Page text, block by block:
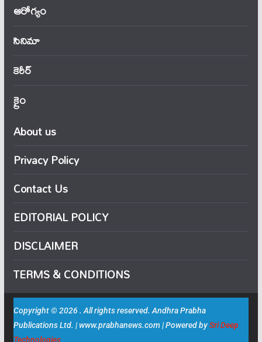
ఆరోగ్యం
సినిమా
కెరీర్
క్రైం
About us
Privacy Policy
Contact Us
EDITORIAL POLICY
DISCLAIMER
TERMS & CONDITIONS
Copyright © 2026 . All rights reserved. Andhra Prabha
Publications Ltd. | www.prabhanews.com | Powered bySri Deep
Technologies